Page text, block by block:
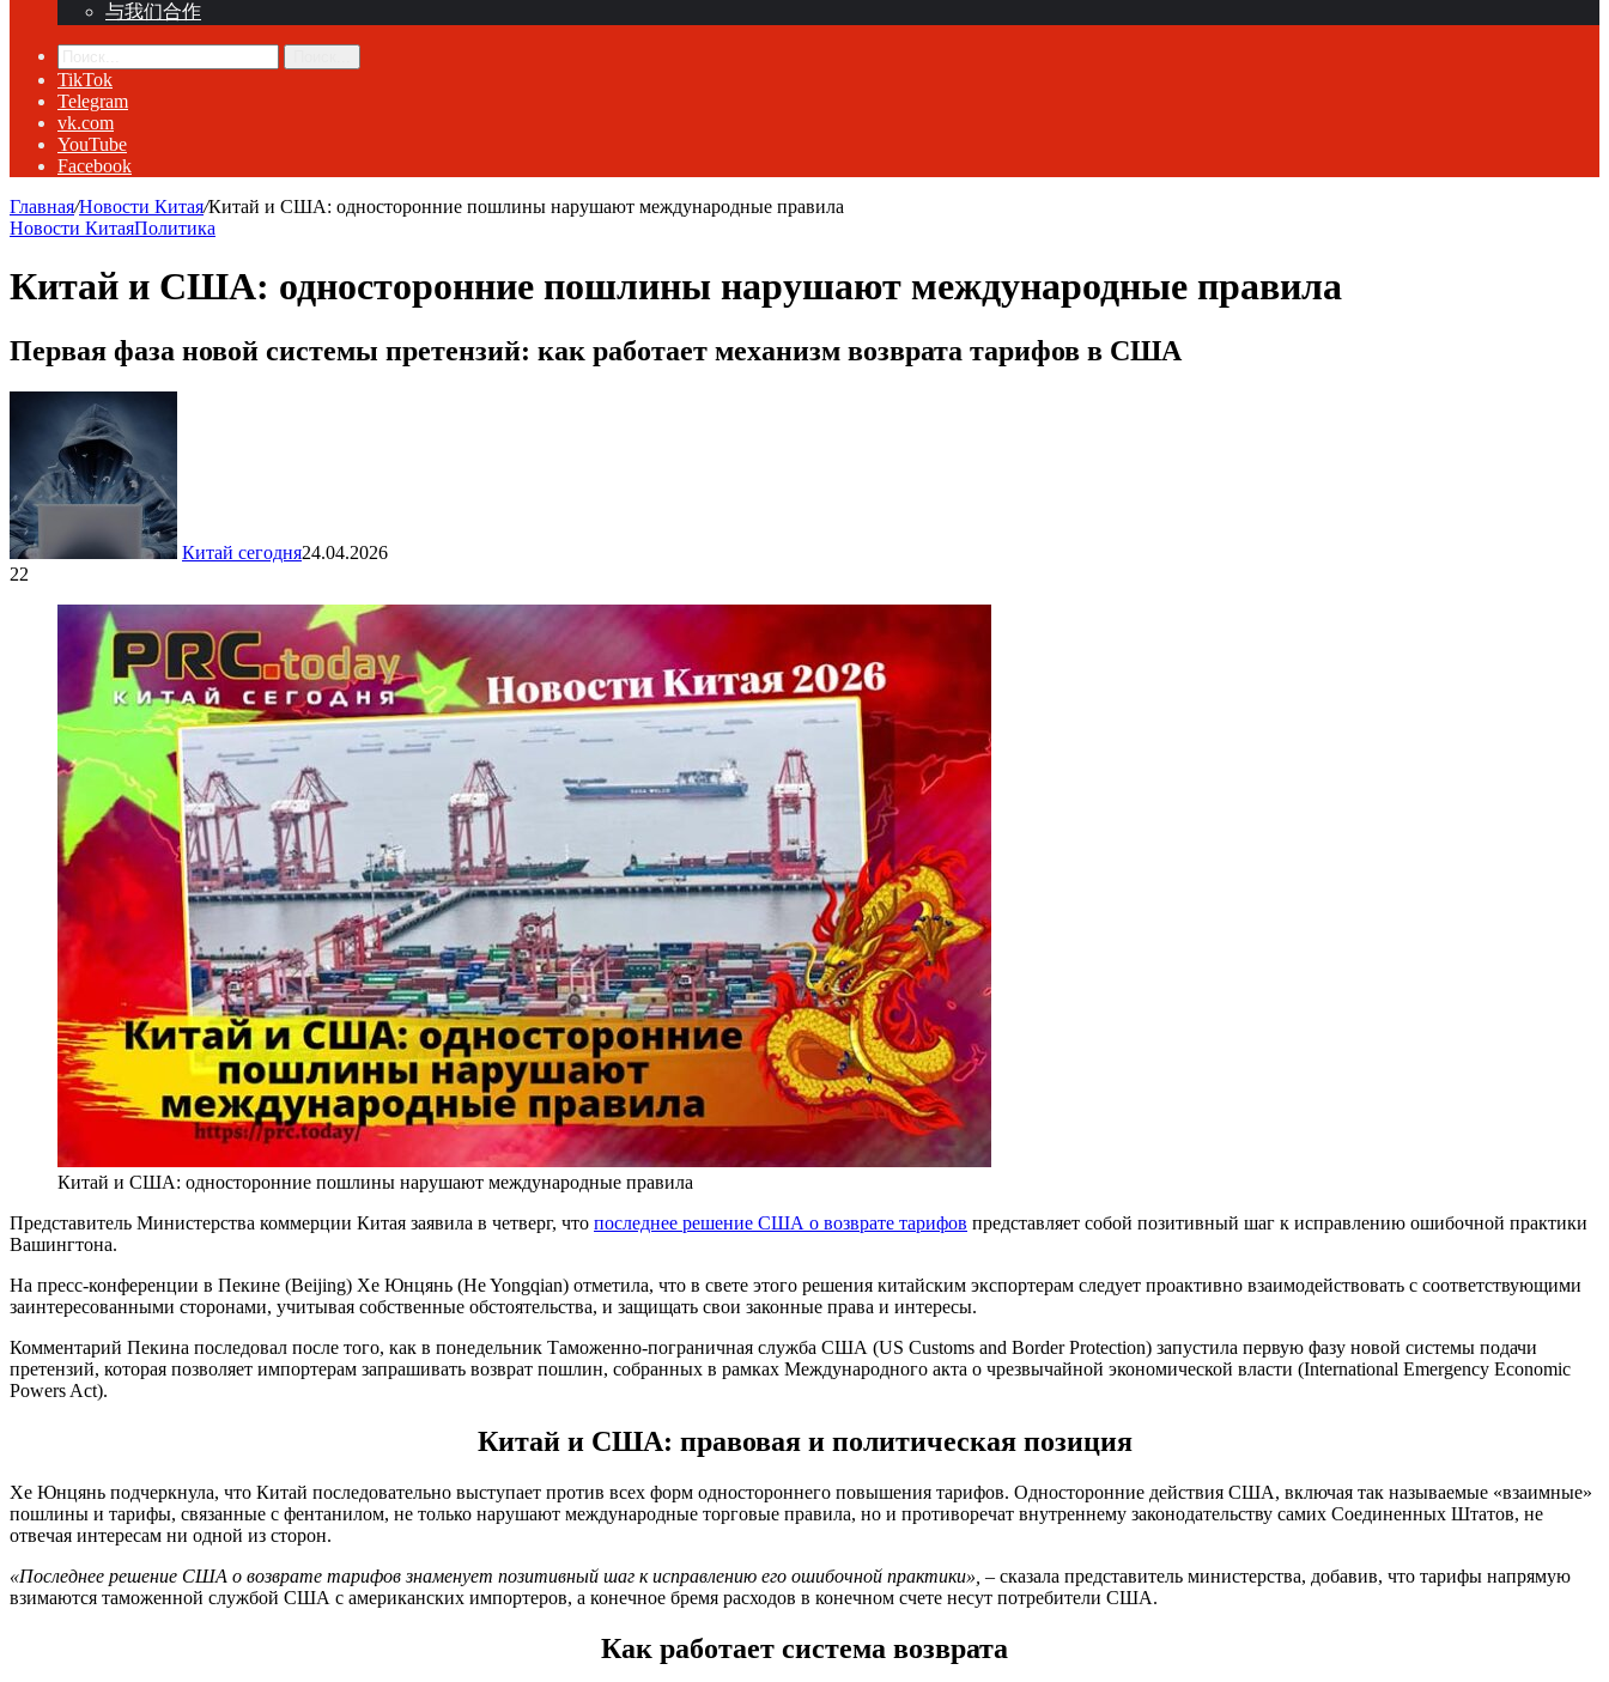
与我们合作
TikTok
Telegram
vk.com
YouTube
Facebook
Главная/Новости Китая/Китай и США: односторонние пошлины нарушают международные правила
Новости КитаяПолитика
Китай и США: односторонние пошлины нарушают международные правила
Первая фаза новой системы претензий: как работает механизм возврата тарифов в США
Китай сегодня24.04.2026
22
Китай и США: односторонние пошлины нарушают международные правила
Представитель Министерства коммерции Китая заявила в четверг, что последнее решение США о возврате тарифов представляет собой позитивный шаг к исправлению ошибочной практики
Вашингтона.
На пресс-конференции в Пекине (Beijing) Хе Юнцянь (He Yongqian) отметила, что в свете этого решения китайским экспортерам следует проактивно взаимодействовать с соответствующими
заинтересованными сторонами, учитывая собственные обстоятельства, и защищать свои законные права и интересы.
Комментарий Пекина последовал после того, как в понедельник Таможенно-пограничная служба США (US Customs and Border Protection) запустила первую фазу новой системы подачи
претензий, которая позволяет импортерам запрашивать возврат пошлин, собранных в рамках Международного акта о чрезвычайной экономической власти (International Emergency Economic
Powers Act).
Китай и США: правовая и политическая позиция
Хе Юнцянь подчеркнула, что Китай последовательно выступает против всех форм одностороннего повышения тарифов. Односторонние действия США, включая так называемые «взаимные»
пошлины и тарифы, связанные с фентанилом, не только нарушают международные торговые правила, но и противоречат внутреннему законодательству самих Соединенных Штатов, не
отвечая интересам ни одной из сторон.
«Последнее решение США о возврате тарифов знаменует позитивный шаг к исправлению его ошибочной практики», – сказала представитель министерства, добавив, что тарифы напрямую
взимаются таможенной службой США с американских импортеров, а конечное бремя расходов в конечном счете несут потребители США.
Как работает система возврата